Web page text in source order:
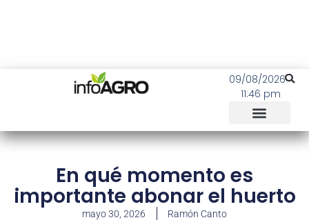
09/08/2026
11:46 pm
En qué momento es
importante abonar el huerto
mayo 30, 2026 Ramón Canto